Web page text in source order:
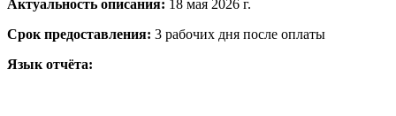
Актуальность описания: 18 мая 2026 г.
Срок предоставления: 3 рабочих дня после оплаты
Язык отчёта: